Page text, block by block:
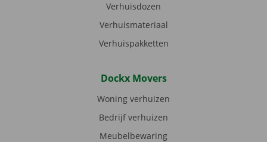
Verhuisdozen
Verhuismateriaal
Verhuispakketten
Dockx Movers
Woning verhuizen
Bedrijf verhuizen
Meubelbewaring